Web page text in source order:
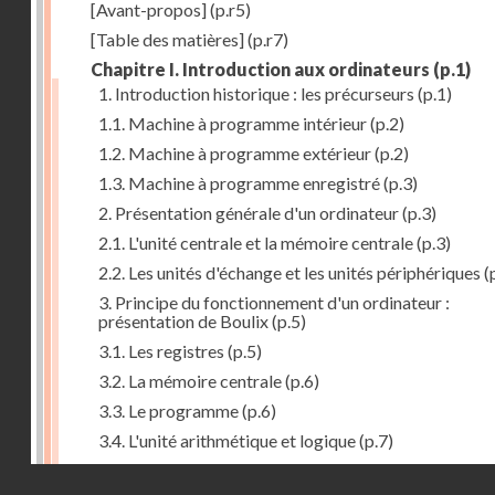
[Avant-propos](p.r5)
[Table des matières](p.r7)
Chapitre I. Introduction aux ordinateurs (p.1)
1. Introduction historique : les précurseurs (p.1)
1.1. Machine à programme intérieur(p.2)
1.2. Machine à programme extérieur(p.2)
1.3. Machine à programme enregistré(p.3)
2. Présentation générale d'un ordinateur(p.3)
2.1. L'unité centrale et la mémoire centrale(p.3)
2.2. Les unités d'échange et les unités périphériques
3. Principe du fonctionnement d'un ordinateur :
présentation de Boulix(p.5)
3.1. Les registres (p.5)
3.2. La mémoire centrale(p.6)
3.3. Le programme(p.6)
3.4. L'unité arithmétique et logique(p.7)
3.5. L'unité de contrôle(p.8)